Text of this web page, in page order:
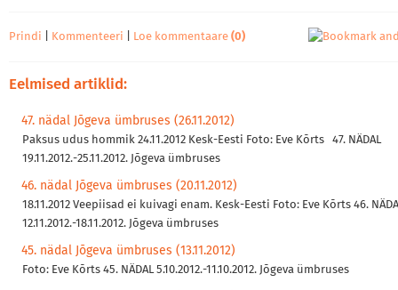
Prindi Kommenteeri Loe kommentaare (0)
Eelmised artiklid:
47. nädal Jõgeva ümbruses (26.11.2012)
Paksus udus hommik 24.11.2012 Kesk-Eesti Foto: Eve Kõrts 47. NÄDAL
19.11.2012.-25.11.2012. Jõgeva ümbruses
46. nädal Jõgeva ümbruses (20.11.2012)
18.11.2012 Veepiisad ei kuivagi enam. Kesk-Eesti Foto: Eve Kõrts 46.
12.11.2012.-18.11.2012. Jõgeva ümbruses
45. nädal Jõgeva ümbruses (13.11.2012)
Foto: Eve Kõrts 45. NÄDAL 5.10.2012.-11.10.2012. Jõgeva ümbruses